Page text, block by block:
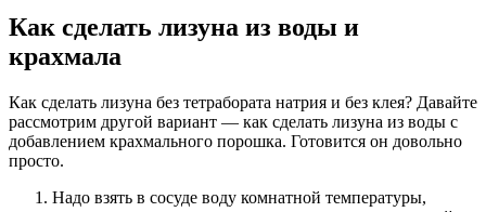
Как сделать лизуна из воды и
крахмала
Как сделать лизуна без тетрабората натрия и без клея? Давайте
рассмотрим другой вариант — как сделать лизуна из воды с
добавлением крахмального порошка. Готовится он довольно
просто.
Надо взять в сосуде воду комнатной температуры,